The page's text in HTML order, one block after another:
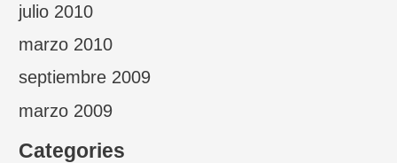
julio 2010
marzo 2010
septiembre 2009
marzo 2009
Categories